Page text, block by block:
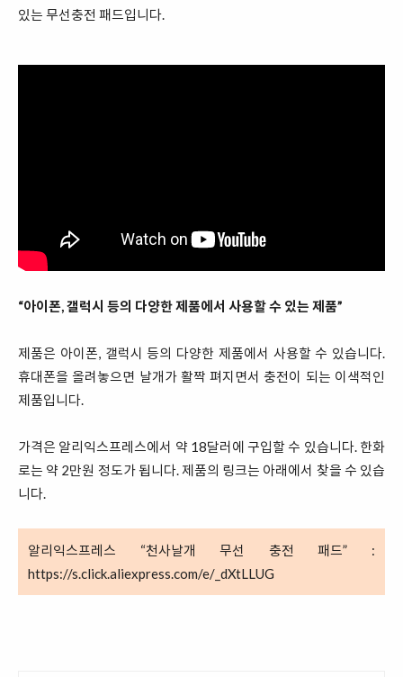
있는 무선충전 패드입니다.
“아이폰, 갤럭시 등의 다양한 제품에서 사용할 수 있는 제품”
제품은 아이폰, 갤럭시 등의 다양한 제품에서 사용할 수 있습니다.
휴대폰을 올려놓으면 날개가 활짝 펴지면서 충전이 되는 이색적인
제품입니다.
가격은 알리익스프레스에서 약 18달러에 구입할 수 있습니다. 한화
로는 약 2만원 정도가 됩니다. 제품의 링크는 아래에서 찾을 수 있습
니다.
알리익스프레스 “천사날개 무선 충전 패드” :
https://s.click.aliexpress.com/e/_dXtLLUG